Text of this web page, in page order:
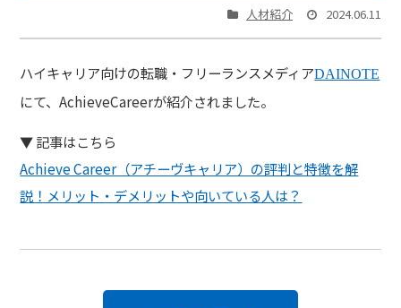
人材紹介 2024.06.11
ハイキャリア向けの転職・フリーランスメディアDAINOTE
にて、AchieveCareerが紹介されました。
▼ 記事はこちら
Achieve Career（アチーヴキャリア）の評判と特徴を解
説！メリット・デメリットや向いている人は？